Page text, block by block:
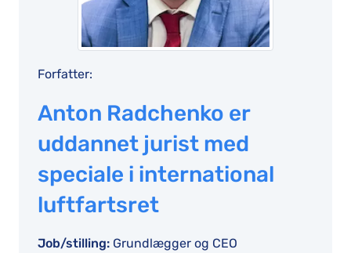
Forfatter:
Anton Radchenko er
uddannet jurist med
speciale i international
luftfartsret
Job/stilling: Grundlægger og CEO